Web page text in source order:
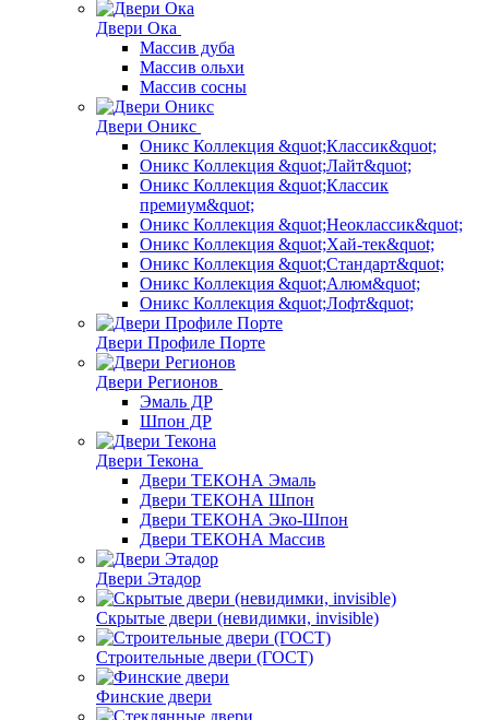
Двери Ока
Массив дуба
Массив ольхи
Массив сосны
Двери Оникс
Оникс Коллекция &quot;Классик&quot;
Оникс Коллекция &quot;Лайт&quot;
Оникс Коллекция &quot;Классик
премиум&quot;
Оникс Коллекция &quot;Неоклассик&quot;
Оникс Коллекция &quot;Хай-тек&quot;
Оникс Коллекция &quot;Стандарт&quot;
Оникс Коллекция &quot;Алюм&quot;
Оникс Коллекция &quot;Лофт&quot;
Двери Профиле Порте
Двери Регионов
Эмаль ДР
Шпон ДР
Двери Текона
Двери ТЕКОНА Эмаль
Двери ТЕКОНА Шпон
Двери ТЕКОНА Эко-Шпон
Двери ТЕКОНА Массив
Двери Этадор
Скрытые двери (невидимки, invisible)
Строительные двери (ГОСТ)
Финские двери